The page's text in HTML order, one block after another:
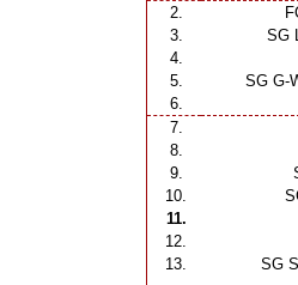
2.
3.
SG
4.
5.
SG G-
6.
7.
8.
9.
10.
11.
12.
13.
SG